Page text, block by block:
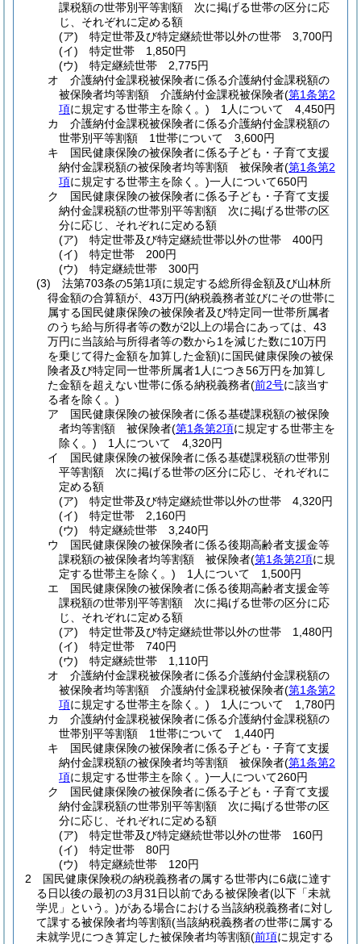
課税額の世帯別平等割額 次に掲げる世帯の区分に応
じ、それぞれに定める額
(ア)
特定世帯及び特定継続世帯以外の世帯 3,700円
(イ)
特定世帯 1,850円
(ウ)
特定継続世帯 2,775円
オ
介護納付金課税被保険者に係る介護納付金課税額の
被保険者均等割額 介護納付金課税被保険者(第1条第2
項に規定する世帯主を除く。) 1人について 4,450円
カ
介護納付金課税被保険者に係る介護納付金課税額の
世帯別平等割額 1世帯について 3,600円
キ
国民健康保険の被保険者に係る子ども・子育て支援
納付金課税額の被保険者均等割額 被保険者(第1条第2
項に規定する世帯主を除く。)一人について650円
ク
国民健康保険の被保険者に係る子ども・子育て支援
納付金課税額の世帯別平等割額 次に掲げる世帯の区
分に応じ、それぞれに定める額
(ア)
特定世帯及び特定継続世帯以外の世帯 400円
(イ)
特定世帯 200円
(ウ)
特定継続世帯 300円
(3)
法第703条の5第1項に規定する総所得金額及び山林所
得金額の合算額が、43万円(納税義務者並びにその世帯に
属する国民健康保険の被保険者及び特定同一世帯所属者
のうち給与所得者等の数が2以上の場合にあっては、43
万円に当該給与所得者等の数から1を減じた数に10万円
を乗じて得た金額を加算した金額)に国民健康保険の被保
険者及び特定同一世帯所属者1人につき56万円を加算し
た金額を超えない世帯に係る納税義務者(前2号に該当す
る者を除く。)
ア
国民健康保険の被保険者に係る基礎課税額の被保険
者均等割額 被保険者(第1条第2項に規定する世帯主を
除く。) 1人について 4,320円
イ
国民健康保険の被保険者に係る基礎課税額の世帯別
平等割額 次に掲げる世帯の区分に応じ、それぞれに
定める額
(ア)
特定世帯及び特定継続世帯以外の世帯 4,320円
(イ)
特定世帯 2,160円
(ウ)
特定継続世帯 3,240円
ウ
国民健康保険の被保険者に係る後期高齢者支援金等
課税額の被保険者均等割額 被保険者(第1条第2項に規
定する世帯主を除く。) 1人について 1,500円
エ
国民健康保険の被保険者に係る後期高齢者支援金等
課税額の世帯別平等割額 次に掲げる世帯の区分に応
じ、それぞれに定める額
(ア)
特定世帯及び特定継続世帯以外の世帯 1,480円
(イ)
特定世帯 740円
(ウ)
特定継続世帯 1,110円
オ
介護納付金課税被保険者に係る介護納付金課税額の
被保険者均等割額 介護納付金課税被保険者(第1条第2
項に規定する世帯主を除く。) 1人について 1,780円
カ
介護納付金課税被保険者に係る介護納付金課税額の
世帯別平等割額 1世帯について 1,440円
キ
国民健康保険の被保険者に係る子ども・子育て支援
納付金課税額の被保険者均等割額 被保険者(第1条第2
項に規定する世帯主を除く。)一人について260円
ク
国民健康保険の被保険者に係る子ども・子育て支援
納付金課税額の世帯別平等割額 次に掲げる世帯の区
分に応じ、それぞれに定める額
(ア)
特定世帯及び特定継続世帯以外の世帯 160円
(イ)
特定世帯 80円
(ウ)
特定継続世帯 120円
2
国民健康保険税の納税義務者の属する世帯内に6歳に達す
る日以後の最初の3月31日以前である被保険者(以下「未就
学児」という。)がある場合における当該納税義務者に対し
て課する被保険者均等割額(当該納税義務者の世帯に属する
未就学児につき算定した被保険者均等割額(前項に規定する